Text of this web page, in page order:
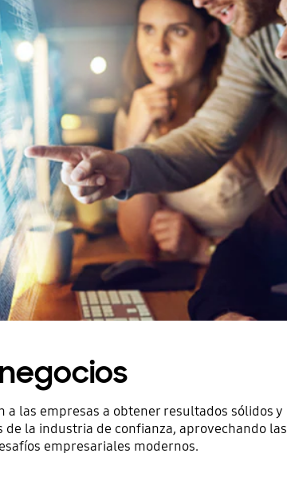
a las empresas a obtener resultados sólidos y
la industria de confianza, aprovechando las
empresariales modernos.